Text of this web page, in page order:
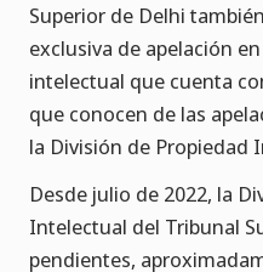
Superior de Delhi
exclusiva de apelación
intelectual que cuenta
que conocen de las
la División de Propiedad
Desde julio de 2022, la
Intelectual del Tribunal
pendientes,